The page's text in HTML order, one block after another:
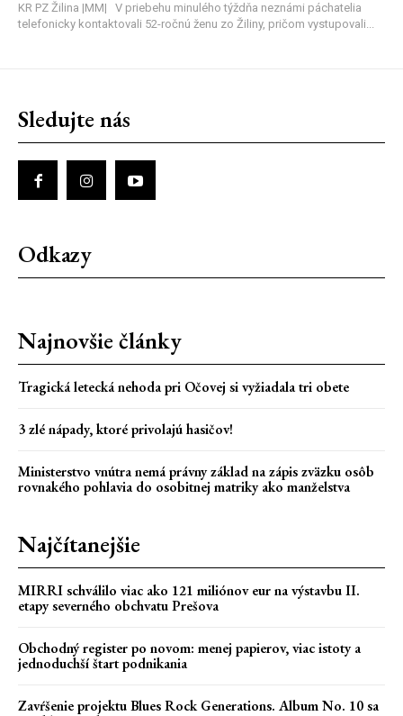
KR PZ Žilina |MM| V priebehu minulého týždňa neznámi páchatelia
telefonicky kontaktovali 52-ročnú ženu zo Žiliny, pričom vystupovali...
Sledujte nás
Odkazy
Najnovšie články
Tragická letecká nehoda pri Očovej si vyžiadala tri obete
3 zlé nápady, ktoré privolajú hasičov!
Ministerstvo vnútra nemá právny základ na zápis zväzku osôb
rovnakého pohlavia do osobitnej matriky ako manželstva
Najčítanejšie
MIRRI schválilo viac ako 121 miliónov eur na výstavbu II.
etapy severného obchvatu Prešova
Obchodný register po novom: menej papierov, viac istoty a
jednoduchší štart podnikania
Zavŕšenie projektu Blues Rock Generations. Album No. 10 sa